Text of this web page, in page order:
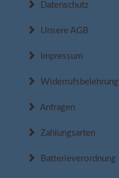
Datenschutz
Unsere AGB
Impressum
Widerrufsbelehrung
Anfragen
Zahlungsarten
Batterieverordnung